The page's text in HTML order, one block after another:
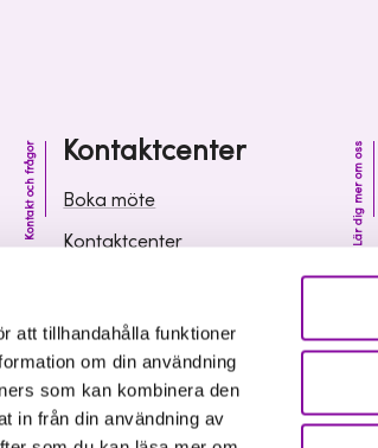
att tillhandahålla funktioner
om din användning
som kan kombinera den
in från din användning av
Kontaktcenter
Kontakt och frågor
Boka möte
Kontaktcenter
Leverantörsinformation
Lär dig mer om oss